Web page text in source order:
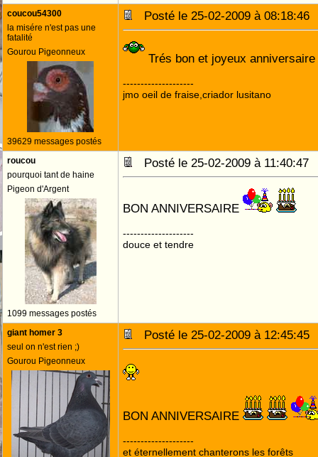
coucou54300
la misére n'est pas une
fatalité
Gourou Pigeonneux
39629 messages postés
Posté le 25-02-2009 à
Trés bon et joyeux
--------------------
jmo oeil de fraise,criador lusitano
roucou
pourquoi tant de haine
Pigeon d'Argent
1099 messages postés
Posté le 25-02-2009 à
BON ANNIVERSAIRE
--------------------
douce et tendre
giant homer 3
seul on n'est rien ;)
Gourou Pigeonneux
Posté le 25-02-2009 à
BON ANNIVERSAIRE
--------------------
et éternellement chanterons les forêts